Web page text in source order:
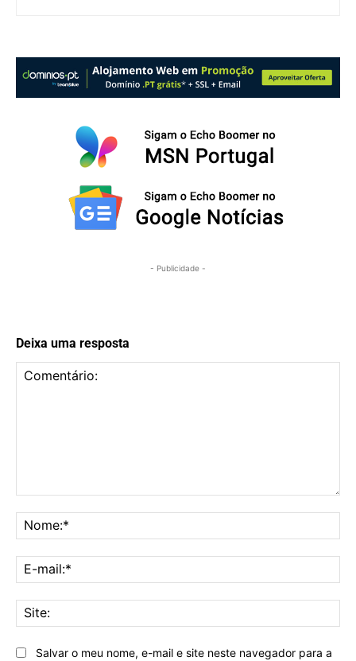
- Publicidade -
Deixa uma resposta
Salvar o meu nome, e-mail e site neste navegador para a